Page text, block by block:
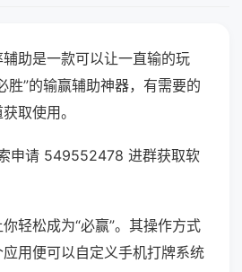
助是一款可以让一直输的玩
胜”的输赢辅助神器，有需要的
取使用。
申请 549552478 进群获取软
轻松成为“必赢”。其操作方式
用便可以自定义手机打牌系统